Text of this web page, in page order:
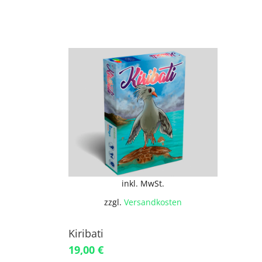
inkl. MwSt.
zzgl. Versandkosten
Kiribati
19,00 €